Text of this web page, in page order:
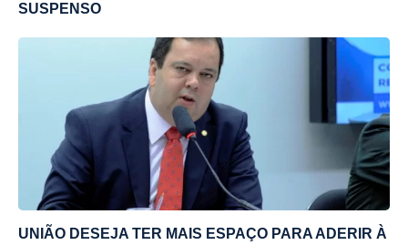
SUSPENSO
UNIÃO DESEJA TER MAIS ESPAÇO PARA ADERIR À